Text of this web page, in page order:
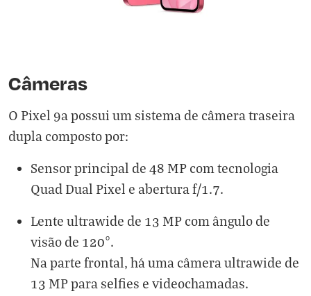
Câmeras
O Pixel 9a possui um sistema de câmera traseira
dupla composto por:
Sensor principal de 48 MP com tecnologia
Quad Dual Pixel e abertura f/1.7.
Lente ultrawide de 13 MP com ângulo de
visão de 120°.
Na parte frontal, há uma câmera ultrawide de
13 MP para selfies e videochamadas.